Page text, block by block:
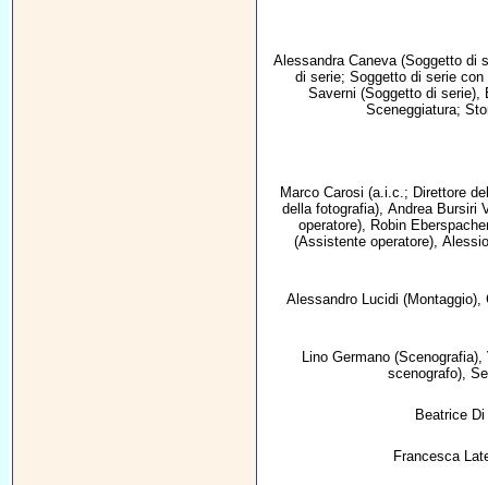
Alessandra Caneva(Soggetto di
di serie; Soggetto di serie
Saverni (Soggetto di serie),
Sceneggiatura;
Marco Carosi (a.i.c.; Direttore
della fotografia), Andrea Bursiri
operatore), Robin
(Assistente operatore),
Alessandro Lucidi (Montaggio),
Lino Germano (Scenografia),
scenografo),
Beatrice Di
Francesca